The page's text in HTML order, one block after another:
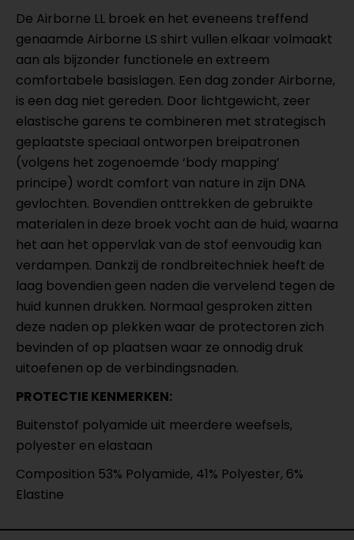
De Airborne LL broek en het eveneens treffend
genaamde Airborne LS shirt vullen elkaar volmaakt
aan als bijzonder functionele en extreem
comfortabele basislagen. Een dag zonder Airborne,
is een dag niet gereden. Door lichtgewicht, zeer
elastische garens te combineren met strategisch
geplaatste speciaal ontworpen breipatronen
(volgens het zogenoemde ‘body mapping’
principe) wordt comfort van nature in zijn DNA
gevlochten. Bovendien onttrekken de gebruikte
materialen in deze broek vocht aan de huid, waarna
het aan het oppervlak van de stof eenvoudig kan
verdampen. Dankzij de rondbreitechniek heeft de
laag bovendien geen naden die vervelend tegen de
huid kunnen drukken. Normaal gesproken zitten
deze naden op plekken waar de protectoren zich
bevinden of op plaatsen waar ze onnodig druk
uitoefenen op de verbindingsnaden.
PROTECTIE KENMERKEN:
Buitenstof polyamide uit meerdere weefsels,
polyester en elastaan
Composition 53% Polyamide, 41% Polyester, 6%
Elastine